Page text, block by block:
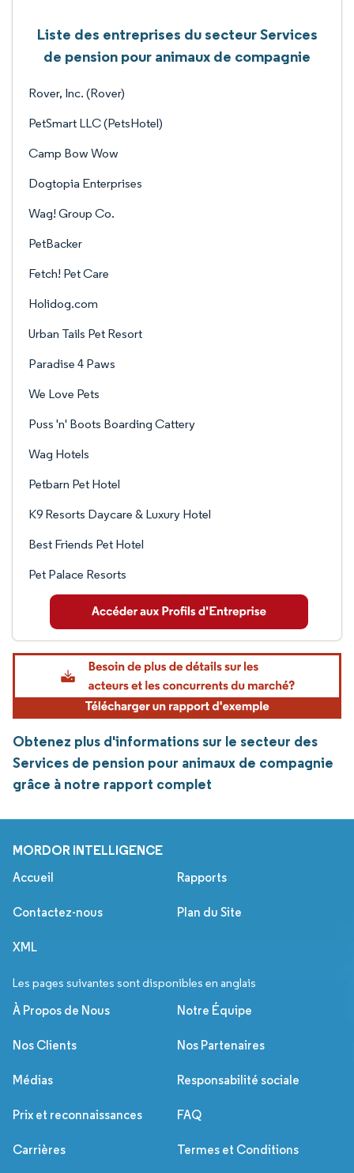
Liste des entreprises du secteur Services
de pension pour animaux de compagnie
Rover, Inc. (Rover)
PetSmart LLC (PetsHotel)
Camp Bow Wow
Dogtopia Enterprises
Wag! Group Co.
PetBacker
Fetch! Pet Care
Holidog.com
Urban Tails Pet Resort
Paradise 4 Paws
We Love Pets
Puss 'n' Boots Boarding Cattery
Wag Hotels
Petbarn Pet Hotel
K9 Resorts Daycare & Luxury Hotel
Best Friends Pet Hotel
Pet Palace Resorts
Obtenez plus d'informations sur le secteur des
Services de pension pour animaux de compagnie
grâce à notre rapport complet
MORDOR INTELLIGENCE
Accueil Rapports
Contactez-nous Plan du Site
XML
Les pages suivantes sont disponibles en anglais
À Propos de Nous Notre Équipe
Nos Clients Nos Partenaires
Médias Responsabilité sociale
Prix et reconnaissances FAQ
Carrières Termes et Conditions